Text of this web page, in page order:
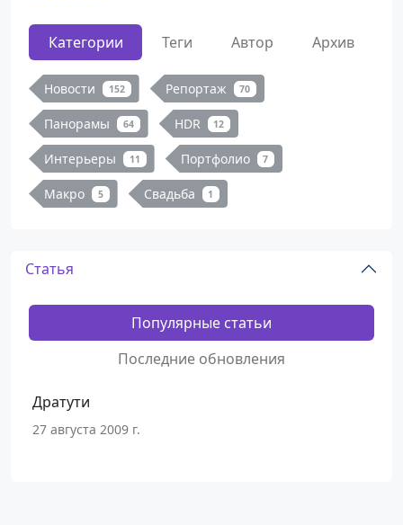
Категории Теги Автор Архив
Новости 152 Репортаж 70
Панорамы 64 HDR 12
Интерьеры 11 Портфолио 7
Макро 5 Свадьба 1
Статья
Популярные статьи
Последние обновления
Дратути
27 августа 2009 г.